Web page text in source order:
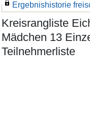
Ergebnishistorie
Kreisrangliste
Mädchen 13
Teilnehmerliste